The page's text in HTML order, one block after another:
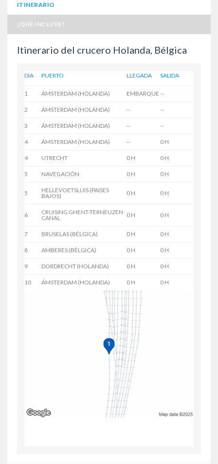
ITINERARIO
¿QUÉ INCLUYE?
Itinerario del crucero Holanda, Bélgica
DIA PUERTO LLEGADA SALIDA
1 ÁMSTERDAM (HOLANDA) EMBARQUE --
2 ÁMSTERDAM (HOLANDA) -- --
3 ÁMSTERDAM (HOLANDA) -- --
4 ÁMSTERDAM (HOLANDA) -- 0 H
4 UTRECHT 0 H 0 H
5 NAVEGACIÓN 0 H 0 H
5
HELLEVOETSLUIS (PAISES
BAJOS)
0 H 0 H
6
CRUISING GHENT-TERNEUZEN
CANAL
0 H 0 H
7 BRUSELAS (BÉLGICA) 0 H 0 H
8 AMBERES (BÉLGICA) 0 H 0 H
9 DORDRECHT (HOLANDA) 0 H 0 H
10 ÁMSTERDAM (HOLANDA) 0 H 0 H